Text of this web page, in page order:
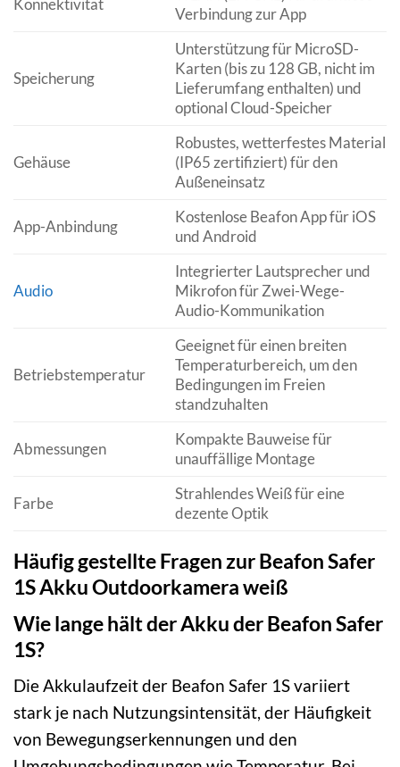
Konnektivität
Verbindung zur App
Speicherung
Unterstützung für MicroSD-
Karten (bis zu 128 GB, nicht im
Lieferumfang enthalten) und
optional Cloud-Speicher
Gehäuse
Robustes, wetterfestes Material
(IP65 zertifiziert) für den
Außeneinsatz
App-Anbindung
Kostenlose Beafon App für iOS
und Android
Audio
Integrierter Lautsprecher und
Mikrofon für Zwei-Wege-
Audio-Kommunikation
Betriebstemperatur
Geeignet für einen breiten
Temperaturbereich, um den
Bedingungen im Freien
standzuhalten
Abmessungen
Kompakte Bauweise für
unauffällige Montage
Farbe
Strahlendes Weiß für eine
dezente Optik
Häufig gestellte Fragen zur Beafon Safer
1S Akku Outdoorkamera weiß
Wie lange hält der Akku der Beafon Safer
1S?
Die Akkulaufzeit der Beafon Safer 1S variiert
stark je nach Nutzungsintensität, der Häufigkeit
von Bewegungserkennungen und den